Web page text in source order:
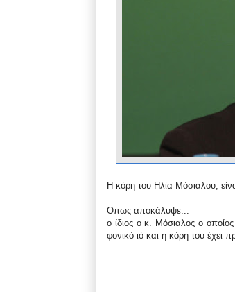
Η κόρη του Ηλία Μόσιαλου,
Οπως αποκάλυψε...
ο ίδιος ο κ. Μόσιαλος ο
φονικό ιό και η κόρη του έχει